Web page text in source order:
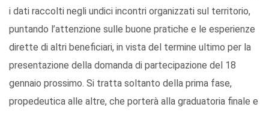
i dati raccolti negli undici incontri organizzati sul territorio,
puntando l’attenzione sulle buone pratiche e le esperienze
dirette di altri beneficiari, in vista del termine ultimo per la
presentazione della domanda di partecipazione del 18
gennaio prossimo. Si tratta soltanto della prima fase,
propedeutica alle altre, che porterà alla graduatoria finale e